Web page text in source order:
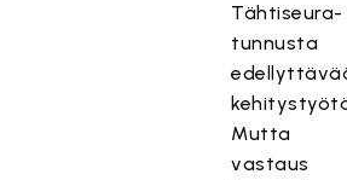
Tähtiseura-
tunnusta
Mutta
vastaus